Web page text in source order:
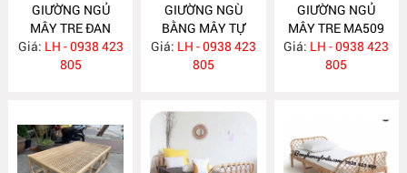
GIƯỜNG NGỦ
MÂY TRE ĐAN
MA511
Giá: LH - 0938 423
805
GIƯỜNG NGÙ
BẰNG MÂY TỰ
NHIÊN MA510
Giá: LH - 0938 423
805
GIƯỜNG NGỦ
MÂY TRE MA509
Giá: LH - 0938 423
805